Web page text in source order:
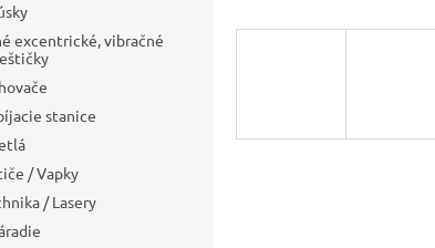
excentrické, vibračné
stanice
/ Vapky
/ Lasery